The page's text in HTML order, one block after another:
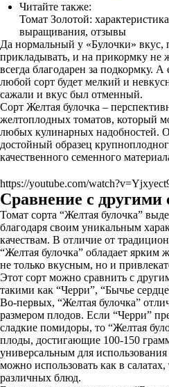
Читайте также:
Томат Золотой:
выращивания, отзывы
Да нормальный у «Булочки» вкус,
прикладывать, и на прикормку не
всегда благодарен за подкормку.
любой сорт будет мелкий и
сажали и вкус был отменный.
Сорт Желтая булочка –
желтоплодных томатов, который
любых кулинарных надобностей.
достойный образец
качественного семенного
https://youtube.com/
Сравнение с другими
Томат сорта “Желтая булочка”
благодаря своим уникальным
качествам. В отличие от
“Желтая булочка” обладает ярким
не только вкусным, но и
Этот сорт можно сравнить с
такими как “Черри”, “Бычье
Во-первых, “Желтая булочка”
размером плодов. Если “Черри”
сладкие помидоры, то “Желтая
плоды, достигающие 100-150
универсальным для
можно использовать как в
различных блюд.